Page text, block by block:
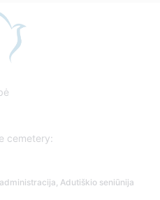
cemetery:
Adutiškio seniūnija